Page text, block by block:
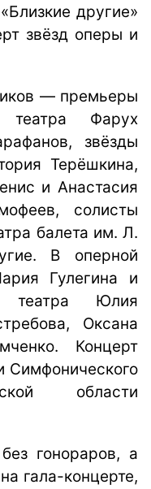
другие»
звёзд оперы и
— премьеры
театра Фарух
звёзды
Терёшкина,
и Анастасия
солисты
балета им. Л.
В оперной
Гулегина и
театра Юлия
Оксана
Концерт
Симфонического
области
гонораров, а
гала-концерте,